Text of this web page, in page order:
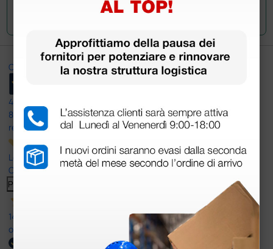
Invia la tua domanda
Ottimo
4,6
8.330
recensioni
Le nostre recensioni a 4 e 5 stelle.
Clicca qui per leggerle tutte >
Precedente
14 Luglio 2026
ottima